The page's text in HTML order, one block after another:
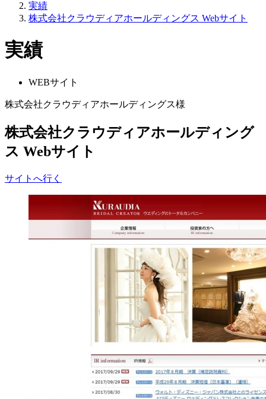
実績
株式会社クラウディアホールディングス Webサイト
実績
WEBサイト
株式会社クラウディアホールディングス様
株式会社クラウディアホールディング
ス Webサイト
サイトへ行く